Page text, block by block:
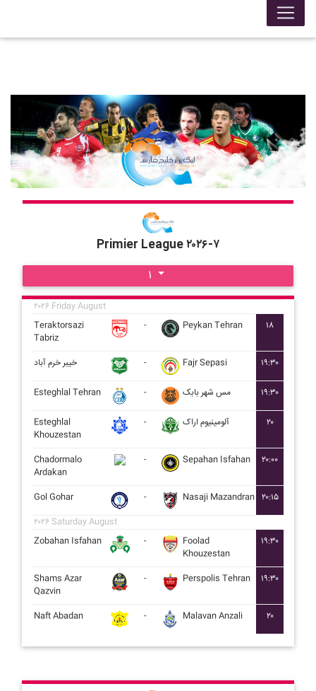
Primier League ۲۰۲۶-۷
۱
۲۰۲۶ Friday August
Teraktorsazi
Tabriz
- Peykan Tehran ۱۸
خيبر خرم آباد - Fajr Sepasi ۱۹:۳۰
Esteghlal Tehran - مس شهر بابک ۱۹:۳۰
Esteghlal
Khouzestan
- آلومينيوم اراک ۲۰
Chadormalo
Ardakan
- Sepahan Isfahan ۲۰:۰۰
Gol Gohar - Nasaji Mazandran ۲۰:۱۵
۲۰۲۶ Saturday August
Zobahan Isfahan
-
Foolad
Khouzestan
۱۹:۳۰
Shams Azar
Qazvin
- Perspolis Tehran ۱۹:۳۰
Naft Abadan - Malavan Anzali ۲۰